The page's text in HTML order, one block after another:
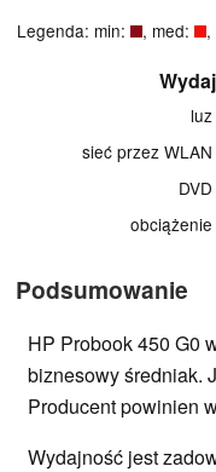
Legenda: min: , med: ,
luz
sieć przez WLAN
DVD
obciążenie
Podsumowanie
HP Probook 450 G0
biznesowy średniak.
Producent powinien
Wydajność jest